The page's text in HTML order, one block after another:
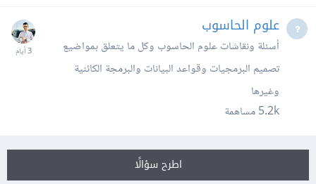
علوم الحاسوب
أسئلة ونقاشات علوم الحاسوب وكل ما يتعلق بمواضيع
تصميم البرمجيات وقواعد البيانات والبرمجة الكائنية
وغيرها
5.2kمساهمة
اطرح سؤالًا